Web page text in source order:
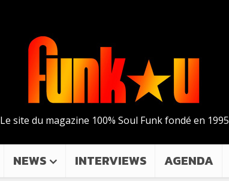
Le site du magazine 100% Soul Funk fondé en 1995
NEWS INTERVIEWS AGENDA